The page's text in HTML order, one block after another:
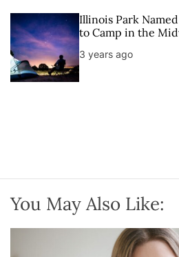
Illinois Park
to Camp in the
3 years ago
You May Also Like: